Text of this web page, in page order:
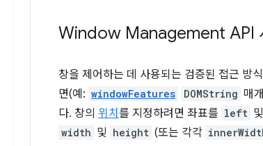
Window Management API
창을 제어하는 데 사용되는 검증된 접근 방
면(예: windowFeatures DOMString 매
다. 창의 위치 를 지정하려면 좌표를 left 및
width 및 height (또는 각각